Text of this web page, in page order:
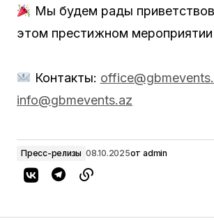
Мы будем рады
этом престижном мероприятии
Контакты:
info@gbmevents.az
Пресс-релизы 08.10.2025от admin